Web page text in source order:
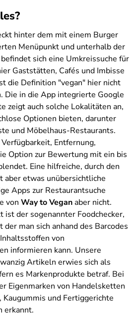
hinter dem mit einem Burger
Menüpunkt und unterhalb der
sich eine Umkreissuche für
Gaststätten, Cafés und Imbisse
die Definition "vegan" hier nicht
Die in die App integrierte Google
zeigt auch solche Lokalitäten an,
Optionen bieten, darunter
und Möbelhaus-Restaurants.
Entfernung,
Option zur Bewertung mit ein bis
Eine hilfreiche, durch den
aber etwas unübersichtliche
Apps zur Restaurantsuche
von Way to Veganaber nicht.
ist der sogenannter Foodchecker,
man sich anhand des Barcodes
von
informieren kann. Unsere
Artikeln erwies sich als
es Markenprodukte betraf. Bei
Eigenmarken von Handelsketten
und Fertiggerichte
erkannt.